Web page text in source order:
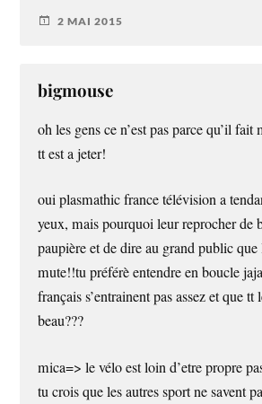
2 MAI 2015
bigmouse
oh les gens ce n’est pas parce qu’il fait
tt est a jeter!
oui plasmathic france télévision a
yeux, mais pourquoi leur reprocher de
paupière et de dire au grand public
mute!!tu préférè entendre en boucle
français s’entrainent pas assez et que
beau???
mica=> le vélo est loin d’etre propre
tu crois que les autres sport ne savent